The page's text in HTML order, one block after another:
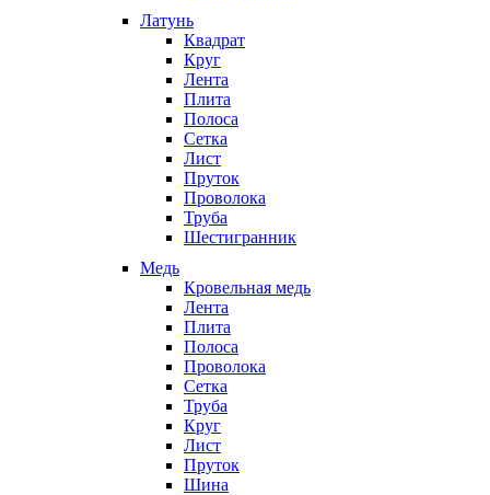
Латунь
Квадрат
Круг
Лента
Плита
Полоса
Сетка
Лист
Пруток
Проволока
Труба
Шестигранник
Медь
Кровельная медь
Лента
Плита
Полоса
Проволока
Сетка
Труба
Круг
Лист
Пруток
Шина